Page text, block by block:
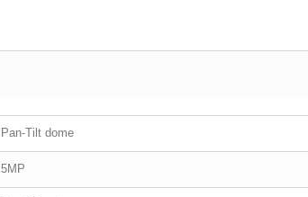
Pan-Tilt dome
5MP